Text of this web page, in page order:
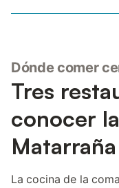
Dónde comer
Tres
conocer
Matarraña
La cocina de la